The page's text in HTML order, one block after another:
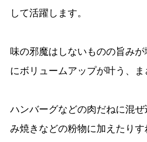
して活躍します。
味の邪魔はしないものの旨み
にボリュームアップが叶う、ま
ハンバーグなどの肉だねに混
み焼きなどの粉物に加えたりす